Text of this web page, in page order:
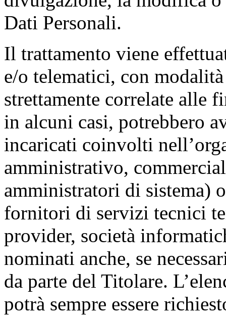
Dati Personali.
Il trattamento viene
e/o telematici, con
strettamente correlate alle
in alcuni casi, potrebbero
incaricati coinvolti
amministrativo,
amministratori di sistema)
fornitori di servizi tecnici
provider, società
nominati anche, se
da parte del Titolare.
potrà sempre essere